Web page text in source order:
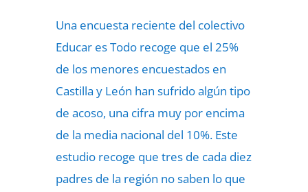
Una encuesta reciente del colectivo
Educar es Todo recoge que el 25%
de los menores encuestados en
Castilla y León han sufrido algún tipo
de acoso, una cifra muy por encima
de la media nacional del 10%. Este
estudio recoge que tres de cada diez
padres de la región no saben lo que